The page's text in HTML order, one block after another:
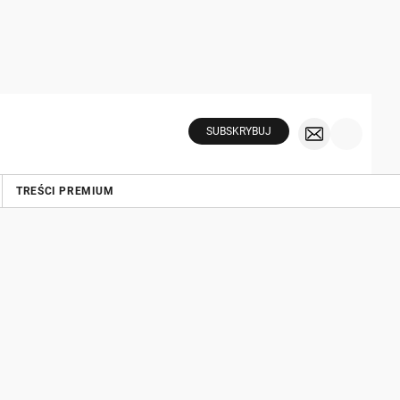
SUBSKRYBUJ
TREŚCI PREMIUM